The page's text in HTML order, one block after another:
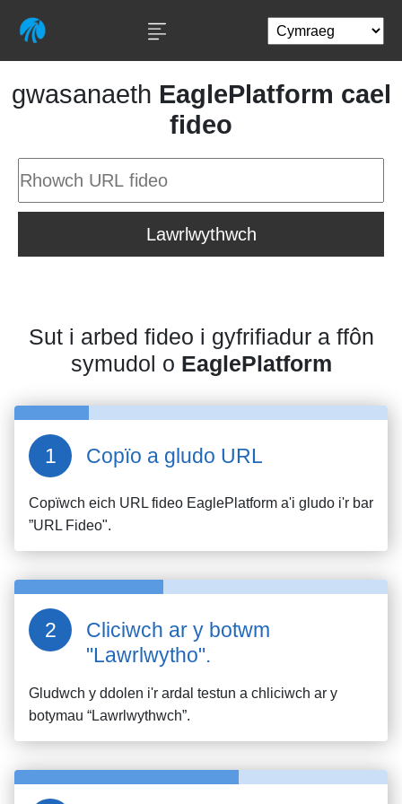
gwasanaeth EaglePlatform cael
fideo
Lawrlwythwch
Sut i arbed fideo i gyfrifiadur a ffôn
symudol o EaglePlatform
Copïo a gludo URL
Copïwch eich URL fideo EaglePlatform a'i gludo i'r bar
”URL Fideo".
Cliciwch ar y botwm
"Lawrlwytho".
Gludwch y ddolen i'r ardal testun a chliciwch ar y
botymau “Lawrlwythwch”.